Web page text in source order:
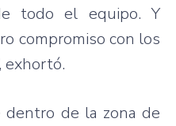
todo el equipo. Y
compromiso con los
exhortó.
dentro de la zona de